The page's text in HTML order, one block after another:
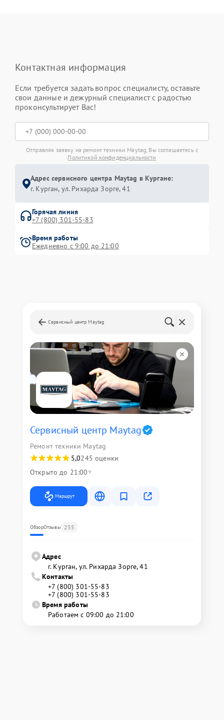
Контактная информация
Если требуется задать вопрос специалисту, оставьте
свои данные и дежурный специалист с радостью
проконсультирует Вас!
Отправляя заявку на ремонт техники Maytag, Вы соглашаетесь с
Политикой конфиденциальности
Адрес сервисного центра Maytag в Кургане:
г. Курган, ул. Рихарда Зорге, 41
Горячая линия
+7 (800) 301-55-83
Время работы
Ежедневно с 9:00 до 21:00
Сервисный центр Maytag
Сервисный центр Maytag
Ремонт техники Maytag
5,0245 оценки
Открыто до 21:00
Маршрут
ОбзорОтзывы 255
Адрес
г. Курган, ул. Рихарда Зорге, 41
Контакты
+7 (800) 301-55-83
+7 (800) 301-55-83
Время работы
Работаем с 09:00 до 21:00